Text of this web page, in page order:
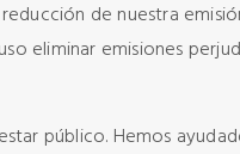
de nuestra
eliminar emisiones
público. Hemos